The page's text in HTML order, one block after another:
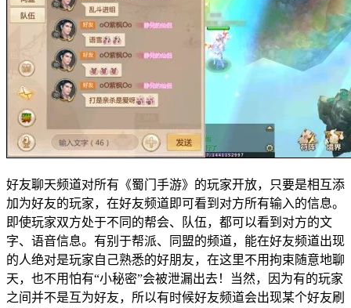
好友聊天频道对所有《蜀门手游》的玩家开放，只要是相互添
加为好友的玩家，在好友频道即可看到对方所有输入的信息。
即使玩家双方处于不同的帮会、队伍，都可以看到对方的文
字、语音信息。有别于帮派、同盟的频道，能在好友频道出现
的人绝对是玩家自己熟悉的好朋友，在这里不用拘束随意地聊
天，也不用怕有“小秘密”会被泄漏出去！当然，因为有的玩家
之间并不是互为好友，所以有时候好友频道会出现某个好友刷